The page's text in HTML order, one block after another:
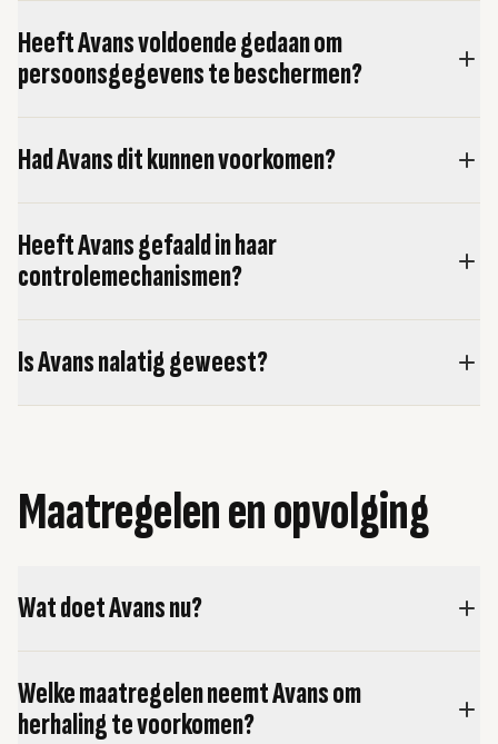
Heeft Avans voldoende gedaan om
persoonsgegevens te beschermen?
Had Avans dit kunnen voorkomen?
Heeft Avans gefaald in haar
controlemechanismen?
Is Avans nalatig geweest?
Maatregelen en opvolging
Wat doet Avans nu?
Welke maatregelen neemt Avans om
herhaling te voorkomen?